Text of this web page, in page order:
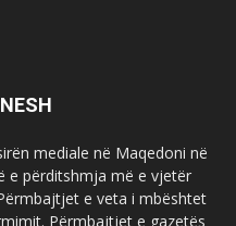
mediale në Maqedoni në
e përditshmja më e vjetër
e veta i mbështet
Përmbajtjet e gazetës